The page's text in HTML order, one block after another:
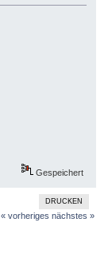
Gespeichert
DRUCKEN
« vorheriges nächstes »